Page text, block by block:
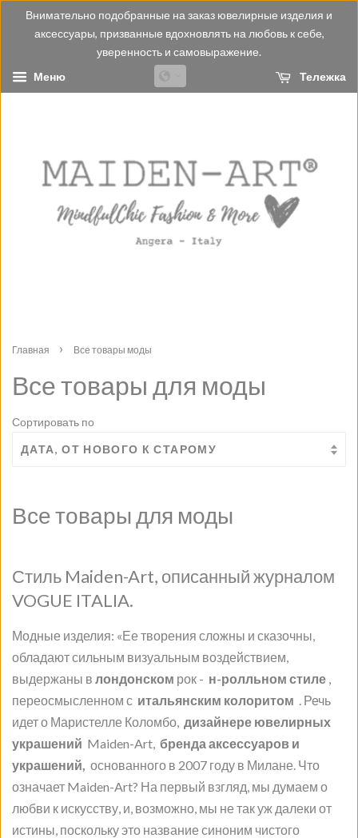
Внимательно подобранные на заказ ювелирные изделия и
аксессуары, призванные вдохновлять на любовь к себе,
уверенность и самовыражение.
Меню
Тележка
Главная › Все товары моды
Все товары для моды
Сортировать по
Все товары для моды
Стиль Maiden-Art, описанный журналом
VOGUE ITALIA.
Модные изделия: «Ее творения сложны и сказочны,
обладают сильным визуальным воздействием,
выдержаны в лондонском рок - н-ролльном стиле
переосмысленном с итальянским колоритом . Речь
идет о Маристелле Коломбо, дизайнере ювелирных
украшений Maiden-Art, бренда аксессуаров и
украшений, основанного в 2007 году в Милане. Что
означает Maiden-Art? На первый взгляд, мы думаем о
любви к искусству, и, возможно, мы не так уж далеки от
истины, поскольку это название синоним чистого